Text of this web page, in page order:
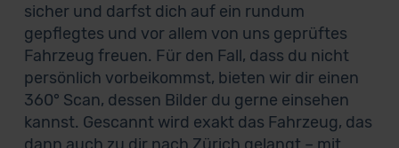
sicher und darfst dich auf ein rundum
gepflegtes und vor allem von uns geprüftes
Fahrzeug freuen. Für den Fall, dass du nicht
persönlich vorbeikommst, bieten wir dir einen
360° Scan, dessen Bilder du gerne einsehen
kannst. Gescannt wird exakt das Fahrzeug, das